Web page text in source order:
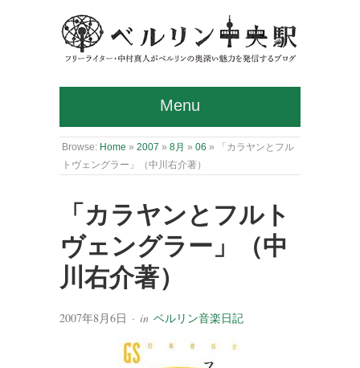
Menu
Browse: Home » 2007 » 8月 » 06 »
「カラヤンとフル
トヴェングラー」（中川右介著）
「カラヤンとフルト
ヴェングラー」（中
川右介著）
2007年8月6日 · in ベルリン音楽日記